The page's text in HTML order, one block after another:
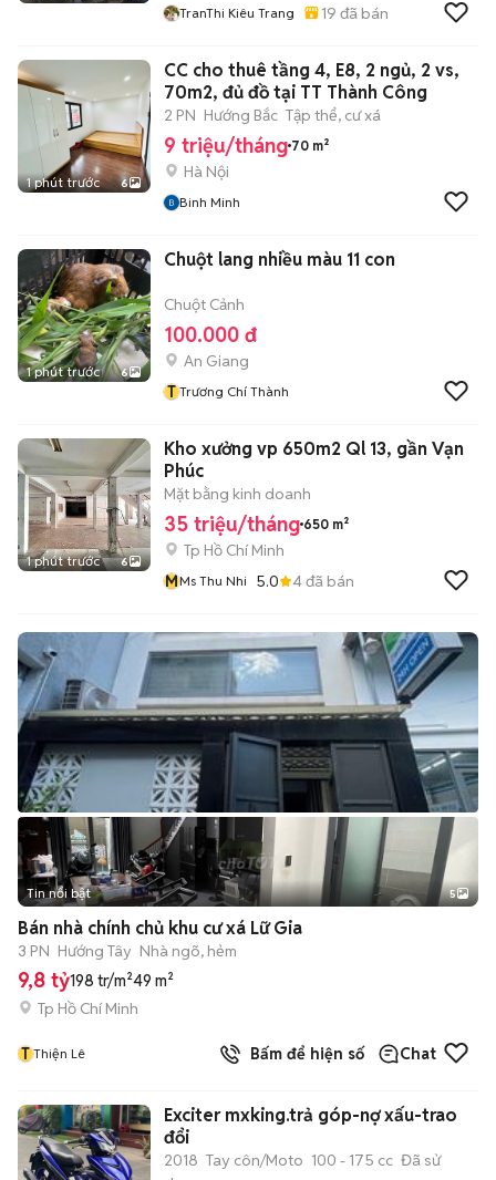
TranThi Kiêu Trang 19 đã bán
1 phút trước 6
CC cho thuê tầng 4, E8, 2 ngủ, 2 vs,
70m2, đủ đồ tại TT Thành Công
2 PN Hướng Bắc Tập thể, cư xá
9 triệu/tháng 70 m²
Hà Nội
Binh Minh
1 phút trước 6
Chuột lang nhiều màu 11 con
Chuột Cảnh
100.000 đ
An Giang
T Trương Chí Thành
1 phút trước 6
Kho xưởng vp 650m2 Ql 13, gần Vạn
Phúc
Mặt bằng kinh doanh
35 triệu/tháng 650 m²
Tp Hồ Chí Minh
MMs Thu Nhi 5.0 4đã bán
Tin nổi bật 5
Bán nhà chính chủ khu cư xá Lữ Gia
3 PN Hướng Tây Nhà ngõ, hẻm
9,8 tỷ198 tr/m²49 m²
Tp Hồ Chí Minh
T Thiện Lê Bấm để hiện số Chat
Exciter mxking.trả góp-nợ xấu-trao
đổi
2018 Tay côn/Moto 100 - 175 cc Đã sử